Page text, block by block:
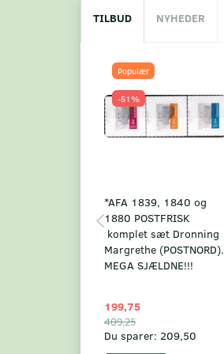
TILBUD NYHEDER
Populær
-51%
*AFA 1839, 1840 og
1880 POSTFRISK
komplet sæt Dronning
Margrethe (POSTNORD).
MEGA SJÆLDNE!!!
199,75
409,25
Du sparer: 209,50